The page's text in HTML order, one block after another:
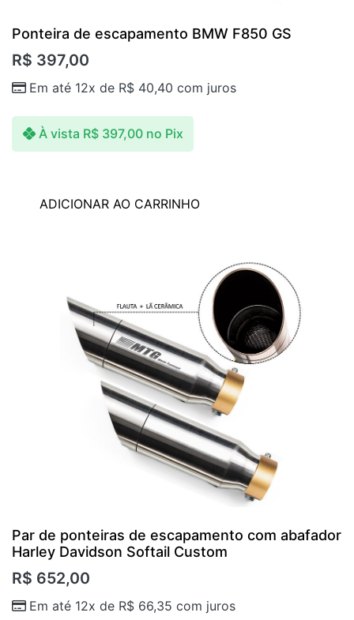
Ponteira de escapamento BMW F850 GS
R$ 397,00
Em até 12x de R$ 40,40 com juros
À vista R$397,00 no Pix
ADICIONAR AO CARRINHO
Par de ponteiras de escapamento com abafador
Harley Davidson Softail Custom
R$ 652,00
Em até 12x de R$ 66,35 com juros